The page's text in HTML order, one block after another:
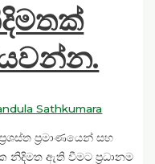
Sathkumara
ප්‍රමාණයෙන් සහ
ඇති වීමට ප්‍රධානම